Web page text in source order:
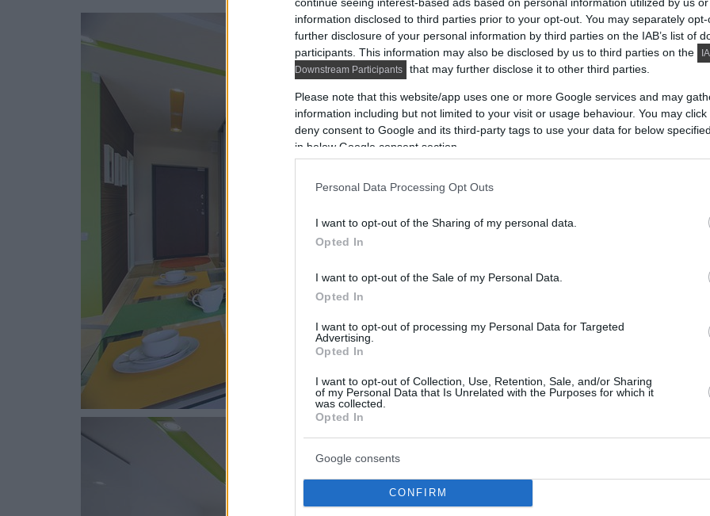
information disclosed to third parties prior to your opt-out. You may separately
further disclosure of your personal information by third parties on the IAB’s list of
participants. This information may also be disclosed by us to third parties on the
Downstream Participants
that may further disclose it to other third parties.
Please note that this website/app uses one or more Google services and may
information including but not limited to your visit or usage behaviour. You may
deny consent to Google and its third-party tags to use your data for below
in below Google consent section.
Personal Data Processing Opt Outs
I want to opt-out of the Sharing of my personal data.
Opted In
I want to opt-out of the Sale of my Personal Data.
Opted In
I want to opt-out of processing my Personal Data for Targeted
Advertising.
Opted In
I want to opt-out of Collection, Use, Retention, Sale, and/or Sharing
of my Personal Data that Is Unrelated with the Purposes for which it
was collected.
Opted In
Google consents
CONFIRM